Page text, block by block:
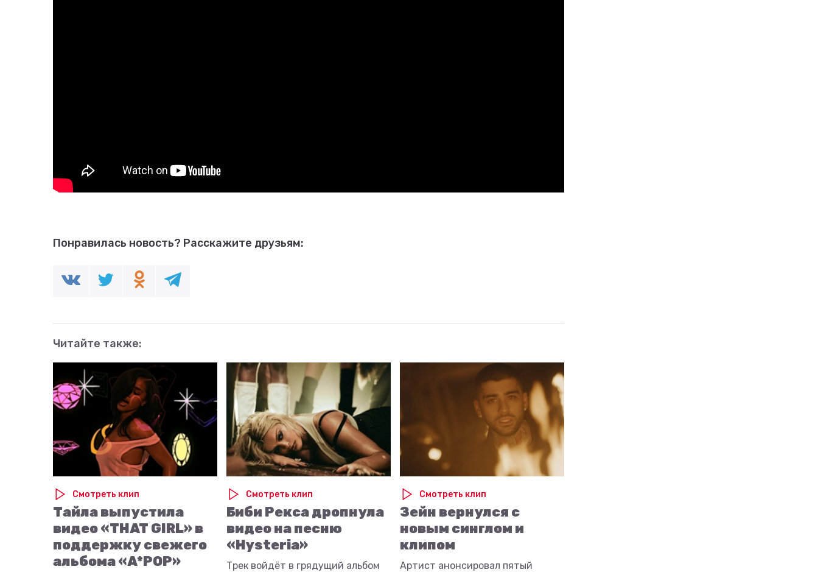
Понравилась новость? Расскажите друзьям:
Читайте также:
Смотреть клип
Тайла выпустила
видео «THAT GIRL» в
поддержку свежего
альбома «A*POP»
Смотреть клип
Биби Рекса дропнула
видео на песню
«Hysteria»
Трек войдёт в грядущий альбом
Смотреть клип
Зейн вернулся с
новым синглом и
клипом
Артист анонсировал пятый